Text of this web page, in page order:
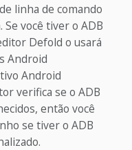
linha de comando
você tiver o ADB
Defold o usará
Android
Android
verifica se o ADB
então você
se tiver o ADB